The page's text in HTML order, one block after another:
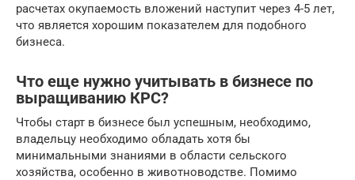
расчетах окупаемость вложений наступит через 4-5 лет,
что является хорошим показателем для подобного
бизнеса.
Что еще нужно учитывать в бизнесе по
выращиванию КРС?
Чтобы старт в бизнесе был успешным, необходимо,
владельцу необходимо обладать хотя бы
минимальными знаниями в области сельского
хозяйства, особенно в животноводстве. Помимо